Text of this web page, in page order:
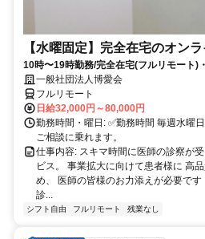
【水曜固定】完全在宅のオン
10時〜19時勤務/完全在宅(フルリモート)
業務一般社団法人博愛会
フルリモート
日給32,000円～80,000円
勤務時間・曜日: ✅勤務時間 毎週水曜
ご相談に乗れます。
仕事内容: スキマ時間に医師の診察が
ビス。 事業拡大に向けて患者様に 高
め、 医師の皆様のお力添えが必要で
診...
シフト自由 フルリモート 残業なし